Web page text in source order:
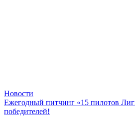
Новости
Ежегодный питчинг «15 пилотов
победителей!